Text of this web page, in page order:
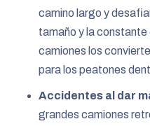
camino largo y
tamaño y la
camiones los
para los peatones
Accidentes al dar
grandes camiones